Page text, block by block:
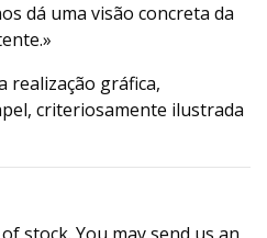
dá uma visão concreta da
realização gráfica,
criteriosamente ilustrada